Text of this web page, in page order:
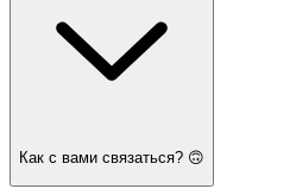
Как с вами связаться? 🙃